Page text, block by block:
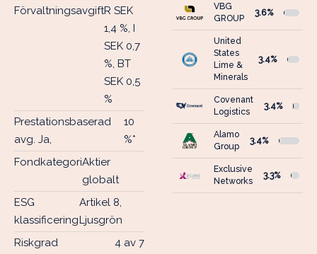
FörvaltningsavgiftR SEK
1,4 %, I
SEK 0,7
%, BT
SEK 0,5
%
Prestationsbaserad
avg. Ja,
10
%*
FondkategoriAktier
globalt
ESG
klassificering
Artikel 8,
Ljusgrön
Riskgrad
4 av 7
VBG
GROUP
3.6%
United
States
Lime &
Minerals
3.4%
Covenant
Logistics
3.4%
Alamo
Group
3.4%
Exclusive
Networks
3.3%